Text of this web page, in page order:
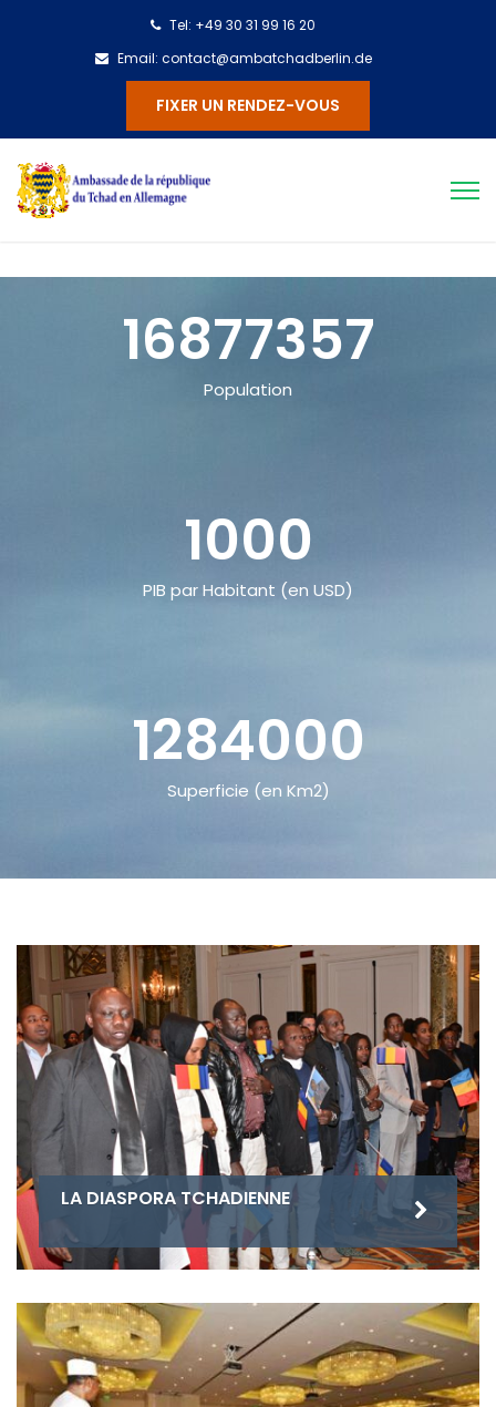
Tel: +49 30 31 99 16 20
Email: contact@ambatchadberlin.de
FIXER UN RENDEZ-VOUS
16877357
Population
1000
PIB par Habitant (en USD)
1284000
Superficie (en Km2)
LA DIASPORA TCHADIENNE